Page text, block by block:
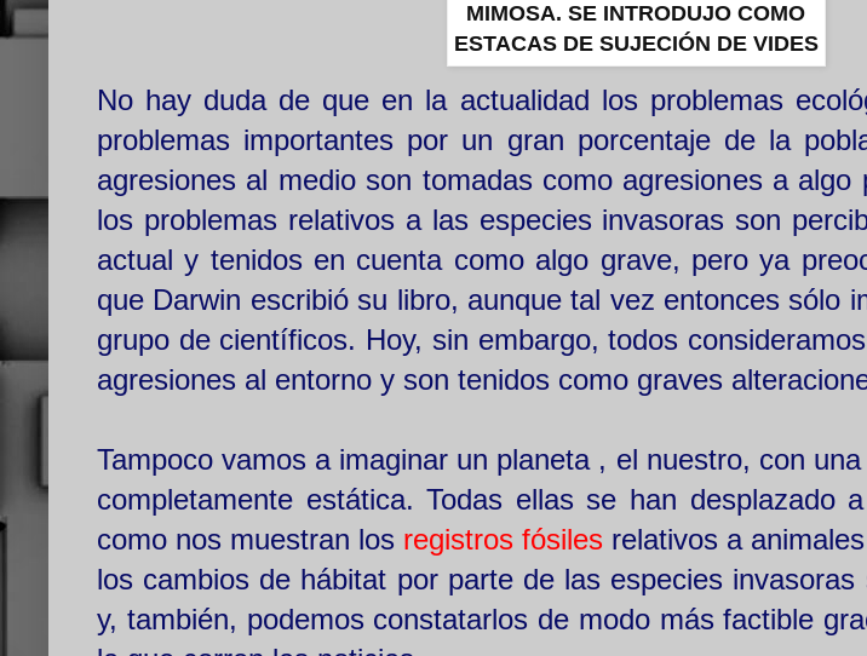
MIMOSA. SE INTRODUJO COMO
ESTACAS DE SUJECIÓN DE VIDES
No hay duda de que en la actualidad los problemas
problemas importantes por un gran porcentaje de la
agresiones al medio son tomadas como agresiones a algo
los problemas relativos a las especies invasoras son
actual y tenidos en cuenta como algo grave, pero ya
que Darwin escribió su libro, aunque tal vez entonces sólo
grupo de científicos. Hoy, sin embargo, todos
agresiones al entorno y son tenidos como graves
Tampoco vamos a imaginar un planeta , el nuestro, con
completamente estática. Todas ellas se han desplazado
como nos muestran los registros fósiles relativos a
los cambios de hábitat por parte de las especies
y, también, podemos constatarlos de modo más factible